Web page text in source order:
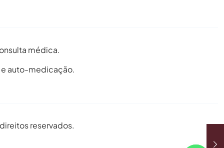
médica.
auto-medicação.
reservados.